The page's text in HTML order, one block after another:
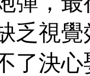
乏視
了決心